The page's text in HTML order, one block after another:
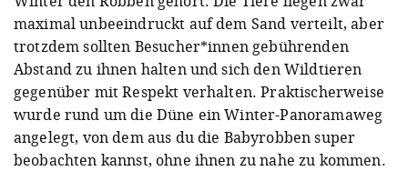
maximal unbeeindruckt auf dem Sand verteilt, aber
trotzdem sollten Besucher*innen gebührenden
Abstand zu ihnen halten und sich den Wildtieren
gegenüber mit Respekt verhalten. Praktischerweise
wurde rund um die Düne ein Winter-Panoramaweg
angelegt, von dem aus du die Babyrobben super
beobachten kannst, ohne ihnen zu nahe zu kommen.